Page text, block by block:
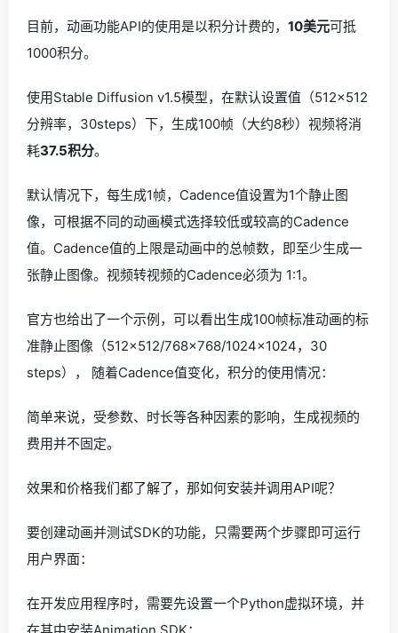
目前，动画功能API的使用是以积分计费的， 10美元可抵
1000积分。
使用Stable Diffusion v1.5模型，在默认设置值（512×512
分辨率，30steps）下，生成100帧（大约8秒）视频将消
耗37.5积分。
默认情况下，每生成1帧，Cadence值设置为1个静止图
像，可根据不同的动画模式选择较低或较高的Cadence
值。Cadence值的上限是动画中的总帧数，即至少生成一
张静止图像。视频转视频的Cadence必须为 1:1。
官方也给出了一个示例，可以看出生成100帧标准动画的标
准静止图像（512×512/768×768/1024×1024，30
steps）， 随着Cadence值变化，积分的使用情况：
简单来说，受参数、时长等各种因素的影响，生成视频的
费用并不固定。
效果和价格我们都了解了，那如何安装并调用API呢？
要创建动画并测试SDK的功能，只需要两个步骤即可运行
用户界面：
在开发应用程序时，需要先设置一个Python虚拟环境，并